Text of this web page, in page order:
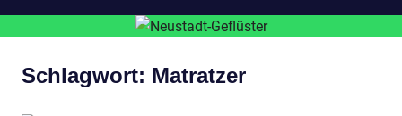
Schlagwort: Matratzer